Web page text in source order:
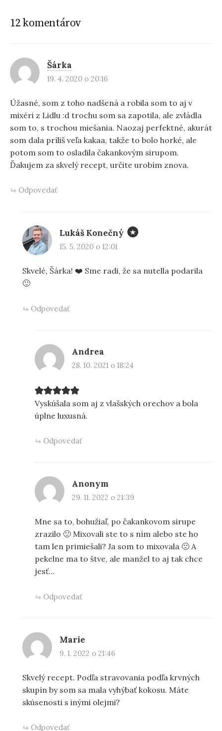
12 komentárov
Šárka
19. 4. 2020 o 20:16
Úžasné, som z toho nadšená a robila som to aj v
mixéri z Lidlu :d trochu som sa zapotila, ale zvládla
som to, s trochou miešania. Naozaj perfektné, akurát
som dala príliš veľa kakaa, takže to bolo horké, ale
potom som to osladila čakankovým sirupom.
Ďakujem za skvelý recept, určite urobím znova.
Odpovedať
Lukáš Konečný
15. 5. 2020 o 12:01
Skvelé, Šárka! ❤️ Sme radi, že sa nutella podarila
🙂
Odpovedať
Andrea
28. 10. 2021 o 18:24
Vyskúšala som aj z vlašských orechov a bola
úplne luxusná.
Odpovedať
Anonym
29. 11. 2022 o 21:39
Mne sa to, bohužiaľ, po čakankovom sirupe
zrazilo 🙁 Mixovali ste to s ním alebo ste ho
tam len primiešali? Ja som to mixovala 🙁 A
pekelne ma to štve, ale manžel to aj tak chce
jesť…
Odpovedať
Marie
9. 1. 2022 o 21:46
Skvelý recept. Podľa stravovania podľa krvných
skupín by som sa mala vyhýbať kokosu. Máte
skúsenosti s inými olejmi?
Odpovedať